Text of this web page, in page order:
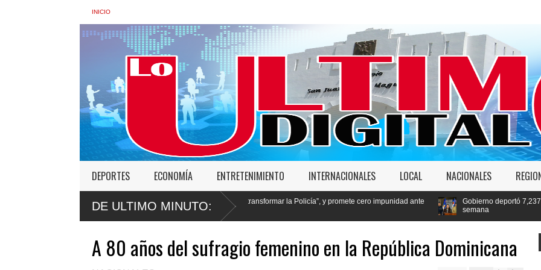
INICIO
DEPORTES ECONOMÍA ENTRETENIMIENTO INTERNACIONALES LOCAL NACIONALES
DE ULTIMO MINUTO:
Interior: “No vamos a desistir en nuestro empeño de transformar la Policía”, y promete cero impunidad ante
Gobierno deportó 7,237 extranjeros en
A 80 años del sufragio femenino en la República Dominicana